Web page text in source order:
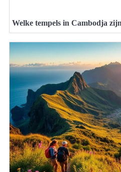
Welke tempels in Cambodja